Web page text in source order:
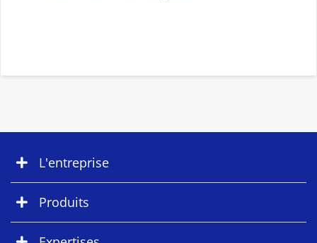
L'entreprise
Produits